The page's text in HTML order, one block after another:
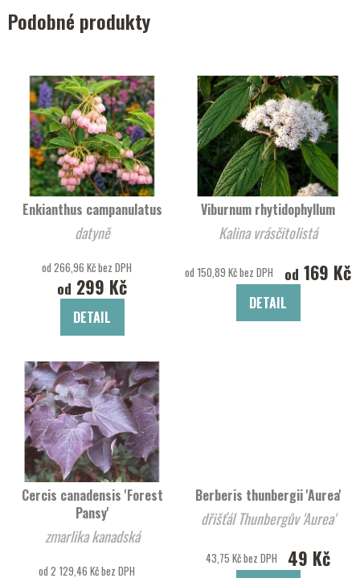
Podobné produkty
Enkianthus campanulatus
datyně
od 266,96 Kč bez DPH
od 299 Kč
DETAIL
Viburnum rhytidophyllum
Kalina vrásčitolistá
od 150,89 Kč bez DPH od 169 Kč
DETAIL
Cercis canadensis 'Forest
Pansy'
zmarlika kanadská
od 2 129,46 Kč bez DPH
Berberis thunbergii 'Aurea'
dřišťál Thunbergův 'Aurea'
43,75 Kč bez DPH 49 Kč